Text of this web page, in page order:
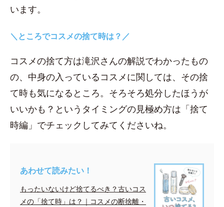
います。
＼ところでコスメの捨て時は？／
コスメの捨て方は滝沢さんの解説でわかったもの
の、中身の入っているコスメに関しては、その捨
て時も気になるところ。そろそろ処分したほうが
いいかも？というタイミングの見極め方は「捨て
時編」でチェックしてみてくださいね。
あわせて読みたい！
もったいないけど捨てるべき？古いコス
メの「捨て時」は？｜コスメの断捨離・